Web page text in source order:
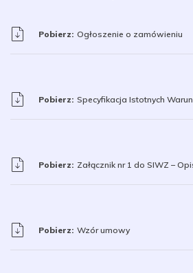
Pobierz: Ogłoszenie o zamówieniu
Pobierz: Specyfikacja Istotnych
Pobierz: Załącznik nr 1 do SIWZ –
Pobierz: Wzór umowy